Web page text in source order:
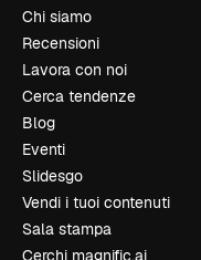
Chi siamo
Recensioni
Lavora con noi
Cerca tendenze
Blog
Eventi
Slidesgo
Vendi i tuoi contenuti
Sala stampa
Cerchi magnific.ai